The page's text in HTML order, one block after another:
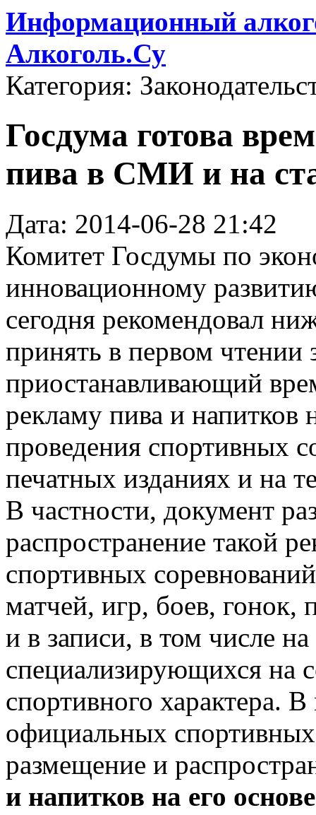
Информационный
Алкоголь.Су
Категория:
Госдума готова
пива в СМИ и на
Дата: 2014-06-28 21:42
Комитет Госдумы по
инновационному
сегодня рекомендовал
принять в первом чтении
приостанавливающий
рекламу пива и напитков
проведения спортивных
печатных изданиях и на
В частности, документ
распространение такой
спортивных
матчей, игр, боев, гонок,
и в записи, в том числе на
специализирующихся на
спортивного характера.
официальных
размещение и
и напитков на его основе